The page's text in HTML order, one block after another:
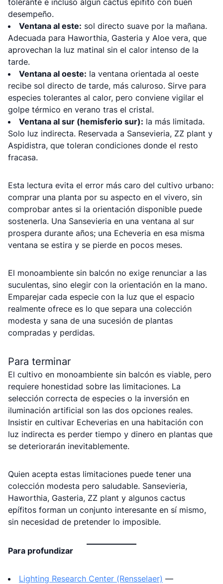
tolerante e incluso algún cactus epífito con buen
desempeño.
Ventana al este: sol directo suave por la mañana.
Adecuada para Haworthia, Gasteria y Aloe vera, que
aprovechan la luz matinal sin el calor intenso de la
tarde.
Ventana al oeste: la ventana orientada al oeste
recibe sol directo de tarde, más caluroso. Sirve para
especies tolerantes al calor, pero conviene vigilar el
golpe térmico en verano tras el cristal.
Ventana al sur (hemisferio sur): la más limitada.
Solo luz indirecta. Reservada a Sansevieria, ZZ plant y
Aspidistra, que toleran condiciones donde el resto
fracasa.
Esta lectura evita el error más caro del cultivo urbano:
comprar una planta por su aspecto en el vivero, sin
comprobar antes si la orientación disponible puede
sostenerla. Una Sansevieria en una ventana al sur
prospera durante años; una Echeveria en esa misma
ventana se estira y se pierde en pocos meses.
El monoambiente sin balcón no exige renunciar a las
suculentas, sino elegir con la orientación en la mano.
Emparejar cada especie con la luz que el espacio
realmente ofrece es lo que separa una colección
modesta y sana de una sucesión de plantas
compradas y perdidas.
Para terminar
El cultivo en monoambiente sin balcón es viable, pero
requiere honestidad sobre las limitaciones. La
selección correcta de especies o la inversión en
iluminación artificial son las dos opciones reales.
Insistir en cultivar Echeverias en una habitación con
luz indirecta es perder tiempo y dinero en plantas que
se deteriorarán inevitablemente.
Quien acepta estas limitaciones puede tener una
colección modesta pero saludable. Sansevieria,
Haworthia, Gasteria, ZZ plant y algunos cactus
epífitos forman un conjunto interesante en sí mismo,
sin necesidad de pretender lo imposible.
Para profundizar
Lighting Research Center (Rensselaer) —